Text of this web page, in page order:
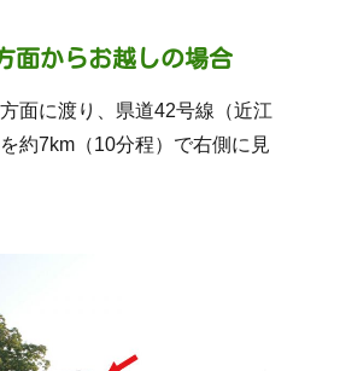
面からお越しの場合
面に渡り、県道42号線（近江
約7km（10分程）で右側に見